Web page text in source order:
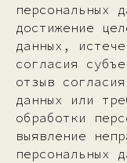
персональных
достижение
данных,
согласия
отзыв
данных или
обработки
выявление
персональных